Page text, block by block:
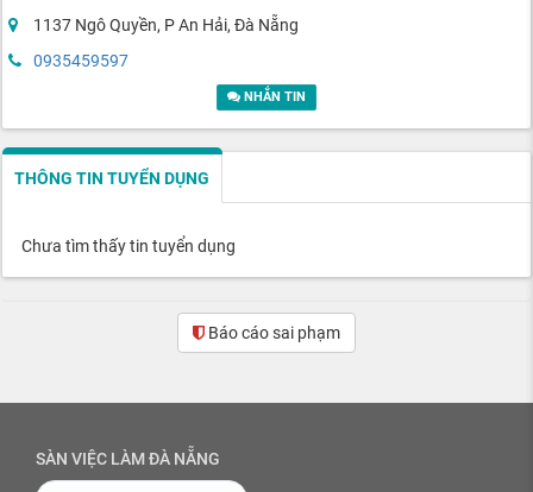
1137 Ngô Quyền, P An Hải, Đà Nẵng
0935459597
NHẮN TIN
THÔNG TIN TUYỂN DỤNG
Chưa tìm thấy tin tuyển dụng
Báo cáo sai phạm
SÀN VIỆC LÀM ĐÀ NẴNG